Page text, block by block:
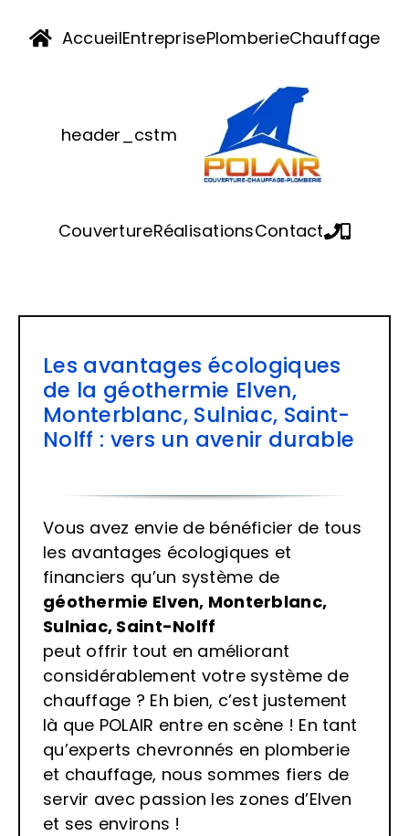
AccueilEntreprisePlomberieChauffage
header_cstm
CouvertureRéalisationsContact
Les avantages écologiques
de la géothermie Elven,
Monterblanc, Sulniac, Saint-
Nolff : vers un avenir durable
Vous avez envie de bénéficier de tous
les avantages écologiques et
financiers qu’un système de
géothermie Elven, Monterblanc,
Sulniac, Saint-Nolff
peut offrir tout en améliorant
considérablement votre système de
chauffage ? Eh bien, c’est justement
là que POLAIR entre en scène ! En tant
qu’experts chevronnés en plomberie
et chauffage, nous sommes fiers de
servir avec passion les zones d’Elven
et ses environs !